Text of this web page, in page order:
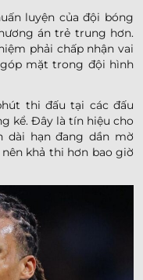
luyện của đội bóng
án trẻ trung hơn.
phải chấp nhận vai
mặt trong đội hình
thi đấu tại các đấu
kể. Đây là tín hiệu cho
dài hạn đang dần mờ
khả thi hơn bao giờ